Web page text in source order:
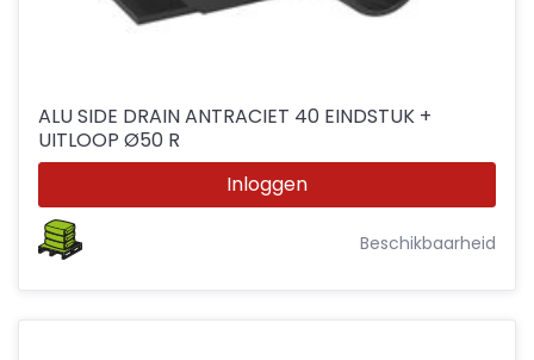
ALU SIDE DRAIN ANTRACIET 40 EINDSTUK +
UITLOOP Ø50 R
Inloggen
Beschikbaarheid